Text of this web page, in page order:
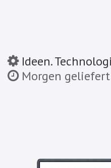
Ideen.
Morgen geliefert